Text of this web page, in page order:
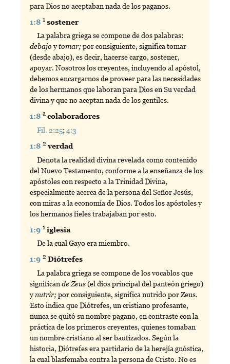
para Dios no aceptaban nada de los paganos.
1:81 sostener
La palabra griega se compone de dos palabras:
debajoytomar; por consiguiente, significa tomar
(desde abajo), es decir, hacerse cargo, sostener,
apoyar. Nosotros los creyentes, incluyendo al apóstol,
debemos encargarnos de proveer para las necesidades
de los hermanos que laboran para Dios en Su verdad
divina y que no aceptan nada de los gentiles.
1:8a colaboradores
Fil. 2:25;4:3
1:82 verdad
Denota la realidad divina revelada como contenido
del Nuevo Testamento, conforme a la enseñanza de los
apóstoles con respecto a la Trinidad Divina,
especialmente acerca de la persona del Señor Jesús,
con miras a la economía de Dios. Todos los apóstoles y
los hermanos fieles trabajaban por esto.
1:91 iglesia
De la cual Gayo era miembro.
1:92 Diótrefes
La palabra griega se compone de los vocablos que
significande Zeus(el dios principal del panteón griego)
ynutrir; por consiguiente, significa nutrido por Zeus.
Esto indica que Diótrefes, un cristiano profesante,
nunca se quitó su nombre pagano, en contraste con la
práctica de los primeros creyentes, quienes tomaban
un nombre cristiano al ser bautizados. Según la
historia, Diótrefes era partidario de la herejía gnóstica,
la cual blasfemaba contra la persona de Cristo. No es